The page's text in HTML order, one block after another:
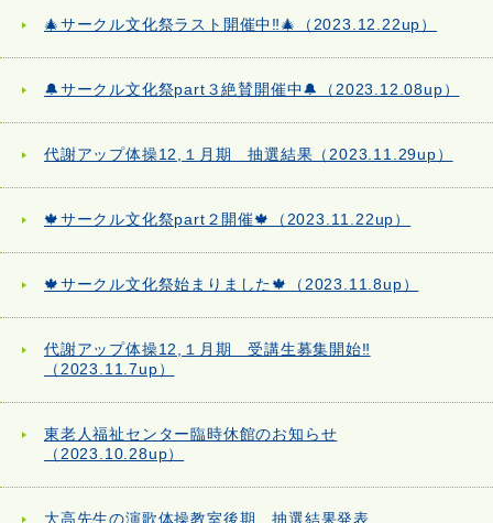
🎄サークル文化祭ラスト開催中‼🎄（2023.12.22up）
🔔サークル文化祭part３絶賛開催中🔔（2023.12.08up）
代謝アップ体操12,１月期 抽選結果（2023.11.29up）
🍁サークル文化祭part２開催🍁（2023.11.22up）
🍁サークル文化祭始まりました🍁（2023.11.8up）
代謝アップ体操12,１月期 受講生募集開始‼
（2023.11.7up）
東老人福祉センター臨時休館のお知らせ
（2023.10.28up）
大高先生の演歌体操教室後期 抽選結果発表